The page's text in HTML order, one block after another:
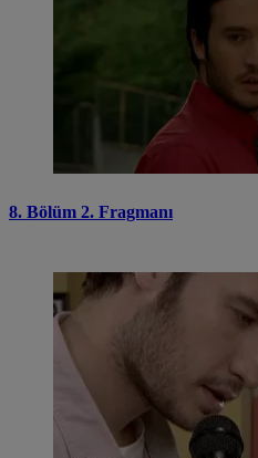
8. Bölüm 2. Fragmanı